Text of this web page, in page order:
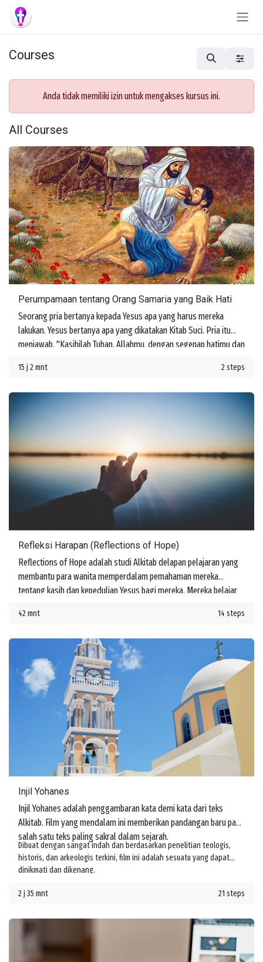
Skip to Content
Courses
Anda tidak memiliki izin untuk mengakses kursus ini.
All Courses
Perumpamaan tentang Orang Samaria yang Baik Hati
Seorang pria bertanya kepada Yesus apa yang harus mereka
lakukan. Yesus bertanya apa yang dikatakan Kitab Suci. Pria itu
menjawab, "Kasihilah Tuhan, Allahmu, dengan segenap hatimu dan
dengan segenap akal budimu, dan kasihilah sesamamu manusia
melakukan ini, mereka akan memperoleh hidup. Namun kemudian
seseorang bertanya, "Siapakah sesamaku manusia?"
15 j 2 mnt 2 steps
Refleksi Harapan (Reflections of Hope)
Reflections of Hope adalah studi Alkitab delapan pelajaran yang
membantu para wanita memperdalam pemahaman mereka
tentang kasih dan kepedulian Yesus bagi mereka. Mereka belajar
perjalanan hidup.
42 mnt 14 steps
Injil Yohanes
Injil Yohanes adalah penggambaran kata demi kata dari teks
Alkitab. Film yang mendalam ini memberikan pandangan baru pada
salah satu teks paling sakral dalam sejarah.
Dibuat dengan sangat indah dan berdasarkan penelitian teologis,
historis, dan arkeologis terkini, film ini adalah sesuatu yang dapat
dinikmati dan dikenang.
2 j 35 mnt 21 steps